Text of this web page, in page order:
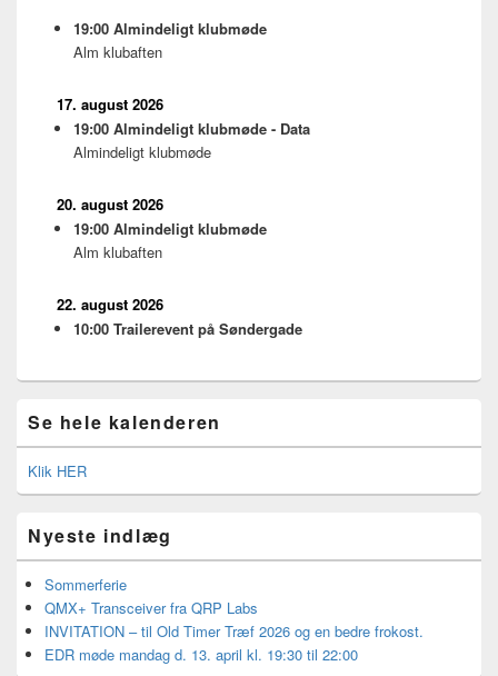
19:00 Almindeligt klubmøde
Alm klubaften
17. august 2026
19:00 Almindeligt klubmøde - Data
Almindeligt klubmøde
20. august 2026
19:00 Almindeligt klubmøde
Alm klubaften
22. august 2026
10:00 Trailerevent på Søndergade
Se hele kalenderen
Klik HER
Nyeste indlæg
Sommerferie
QMX+ Transceiver fra QRP Labs
INVITATION – til Old Timer Træf 2026 og en bedre frokost.
EDR møde mandag d. 13. april kl. 19:30 til 22:00